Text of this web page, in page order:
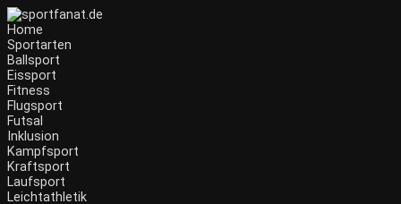
Zum
Inhalt
wechseln
Home
Sportarten
Ballsport
Eissport
Fitness
Flugsport
Futsal
Inklusion
Kampfsport
Kraftsport
Laufsport
Leichtathletik